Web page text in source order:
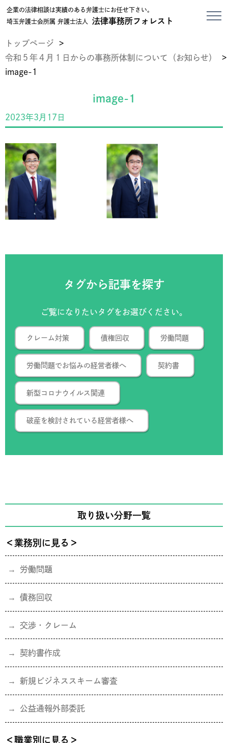
企業の法律相談は実績のある弁護士にお任せ下さい。
埼玉弁護士会所属 弁護士法人
法律事務所フォレスト
トップページ
>
令和５年４月１日からの事務所体制について（お知らせ）
>
image-1
image-1
2023年3月17日
タグから記事を探す
ご覧になりたいタグをお選びください。
クレーム対策 債権回収 労働問題
労働問題でお悩みの経営者様へ 契約書
新型コロナウイルス関連
破産を検討されている経営者様へ
取り扱い分野一覧
＜業務別に見る＞
労働問題
債務回収
交渉・クレーム
契約書作成
新規ビジネススキーム審査
公益通報外部委託
＜職業別に見る＞